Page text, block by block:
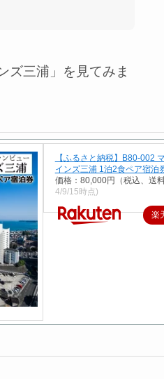
ズ三浦」を見てみま
【ふるさと納税】B80-002
インズ三浦 1泊2食ペア宿泊
価格：80,000円（税込、送
4/9/15時点)
楽